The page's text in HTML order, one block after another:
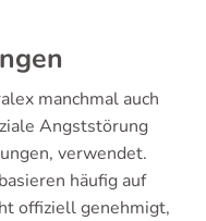
manchmal auch
Angststörung
verwendet.
häufig auf
offiziell genehmigt,